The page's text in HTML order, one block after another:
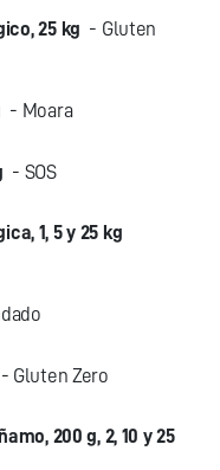
25 kg - Gluten
- Moara
- SOS
1, 5 y 25 kg
- Gluten Zero
200 g, 2, 10 y 25